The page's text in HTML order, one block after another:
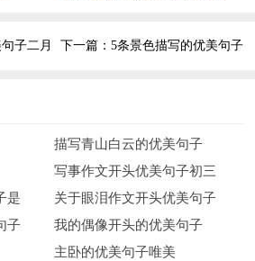
分柔和，让人心里暖暖的，加上同坐的
奕的低垂着黄绿色的发一丝，好像冬天
害。我倒感受到她们内心的寒冷，叶子
了昔日的水分。冬天的到来，摧一残了
了多少生命的童话。
子二月 下一篇： 5条景色描写的优美句子
描写青山白云的优美句子
写事作文开头优美句子初三
是
关于眼泪作文开头优美句子
子
我的偶像开头的优美句子
主卧的优美句子唯美